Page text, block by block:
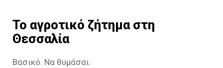
Το αγροτικό ζήτημα στη
Θεσσαλία
Βασικό. Να θυμάσαι: